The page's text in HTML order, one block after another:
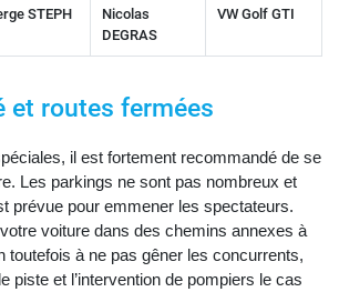
STEPH
Nicolas
DEGRAS
VW Golf GTI
et routes fermées
il est fortement recommandé de se
Les parkings ne sont pas nombreux et
prévue pour emmener les spectateurs.
voiture dans des chemins annexes à
toutefois à ne pas gêner les concurrents,
piste et l’intervention de pompiers le cas